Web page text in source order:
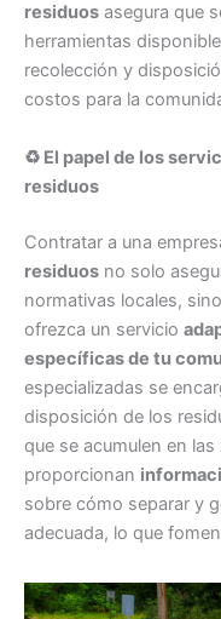
residuos asegura que
herramientas
recolección y
costos para la
♻️ El papel de los
residuos
Contratar a una
residuos no solo
normativas locales,
ofrezca un servicio
específicas de tu
especializadas se
disposición de los
que se acumulen en
proporcionan
sobre cómo separar y
adecuada, lo que